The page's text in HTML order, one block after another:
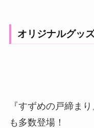
オリジナルグッ
『すずめの戸締ま
も多数登場！